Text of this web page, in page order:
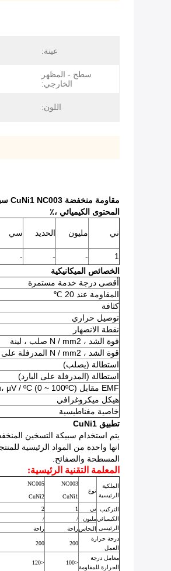
عينة:
سطح - المظهر
الخارجي:
اللون:
مقاومة منخفضة CuNi1 NC003 سبائك النحاس والنيكل / النحاس 2.5 سبائك 30 2.0802 براون
المحتوى الكيميائي ،٪
ني مليون الحديد سي
1
-
-
-
الخصائص الميكانيكية
أقصى درجة خدمة مستمرة
المقاومة عند 20 ℃
كثافة
توصيل حراري
نقطة الانصهار
قوة الشد ، N / mm2 صلب ، لينة
قوة الشد ، N / mm2 المدرفلة على البارد
استطالة (يصلب)
استطالة (المدرفلة على البارد)
EMF مقابل Cu، μV / ºC (0 ~ 100ºC)
هيكل ميكروغرافي
خاصية مغناطيسية
تطبيق CuNi1
انها واحدة من المواد الرئيسية
المسطحة والصفائح.
المعلمة التقنية الرئيسية:
الملكية
الرئيسية
نوع
NC003
CuNi1
NC005
CuNi2
التركيب
الكيميائي
الرئيسي
ني 1
2
مليون
/
/
النحاسراحة راحة
درجة حرارة
العمل
200
200
معامل درجة
الحرارة للمقاومة
<100
<120